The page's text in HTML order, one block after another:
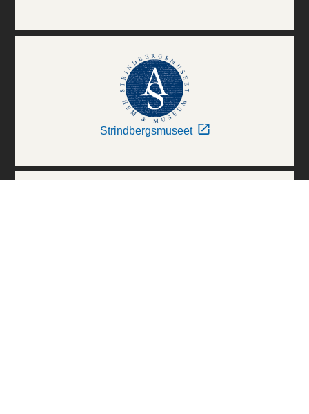
Strindbergsmuseet